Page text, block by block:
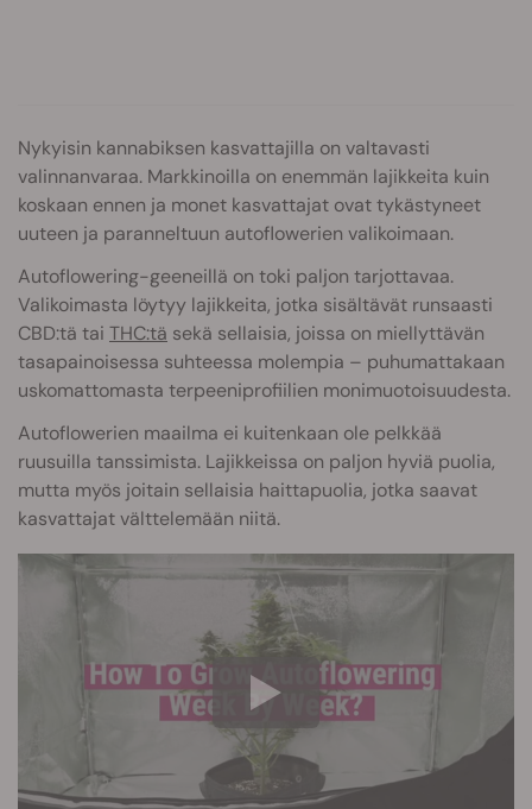
Nykyisin kannabiksen kasvattajilla on valtavasti
valinnanvaraa. Markkinoilla on enemmän lajikkeita kuin
koskaan ennen ja monet kasvattajat ovat tykästyneet
uuteen ja paranneltuun autoflowerien valikoimaan.
Autoflowering-geeneillä on toki paljon tarjottavaa.
Valikoimasta löytyy lajikkeita, jotka sisältävät runsaasti
CBD:tä tai THC:tä sekä sellaisia, joissa on miellyttävän
tasapainoisessa suhteessa molempia – puhumattakaan
uskomattomasta terpeeniprofiilien monimuotoisuudesta.
Autoflowerien maailma ei kuitenkaan ole pelkkää
ruusuilla tanssimista. Lajikkeissa on paljon hyviä puolia,
mutta myös joitain sellaisia haittapuolia, jotka saavat
kasvattajat välttelemään niitä.